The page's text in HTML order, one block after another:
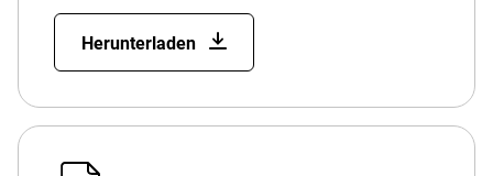
Herunterladen